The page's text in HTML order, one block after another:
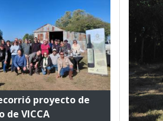
proyecto de
de VICCA